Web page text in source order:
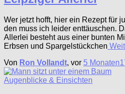
Wer jetzt hofft, hier ein Rezept für
den muss ich leider enttäuschen.
Allerlei besteht aus einer bunten
Erbsen und Spargelstückchen
Von Ron Vollandt, vor 5 Monaten
Augenblicke & Einsichten